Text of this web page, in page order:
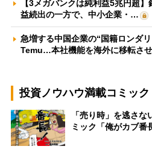
【3メガバンクは純利益5兆円超
益続出の一方で、中小企業・…
急増する中国企業の“国籍ロンダ
Temu…本社機能を海外に移転さ
投資ノウハウ満載コミック
「売り時」を逃さ
ミック「俺がカブ番